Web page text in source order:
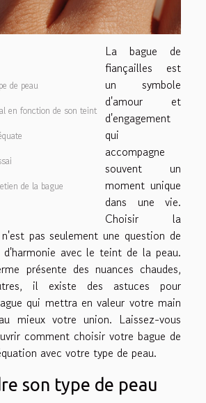
de peau
en fonction de son teint
de la bague
La bague de
fiançailles est
un symbole
d'amour et
d'engagement
qui
accompagne
souvent un
moment unique
dans une vie.
Choisir la
pas seulement une question de
avec le teint de la peau.
présente des nuances chaudes,
il existe des astuces pour
qui mettra en valeur votre main
mieux votre union. Laissez-vous
comment choisir votre bague de
avec votre type de peau.
son type de peau